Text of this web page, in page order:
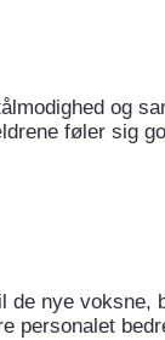
og
føler sig
de nye voksne,
personalet